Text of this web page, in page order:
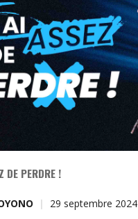
DE PERDRE !
29 septembre 2024